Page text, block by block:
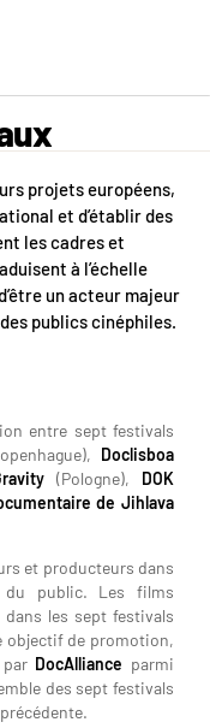
projets européens,
et d’établir des
les cadres et
à l’échelle
un acteur majeur
publics cinéphiles.
entre sept festivals
Doclisboa
(Pologne), DOK
de Jihlava
et producteurs dans
public. Les films
les sept festivals
objectif de promotion,
DocAlliance parmi
des sept festivals